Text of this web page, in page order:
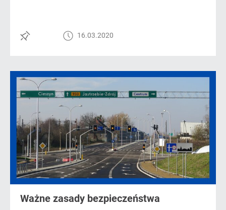
16.03.2020
Ważne zasady bezpieczeństwa